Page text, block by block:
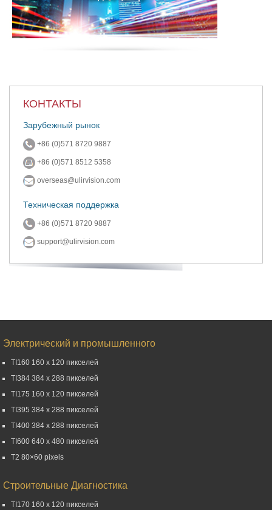
КОНТАКТЫ
Зарубежный рынок
+86 (0)571 8720 9887
+86 (0)571 8512 5358
overseas@ulirvision.com
Техническая поддержка
+86 (0)571 8720 9887
support@ulirvision.com
Электрический и промышленного
TI160 160 x 120 пикселей
TI384 384 x 288 пикселей
TI175 160 x 120 пикселей
TI395 384 x 288 пикселей
TI400 384 x 288 пикселей
TI600 640 x 480 пикселей
T2 80×60 pixels
Строительные Диагностика
TI170 160 x 120 пикселей